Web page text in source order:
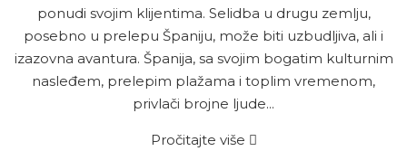
ponudi svojim klijentima. Selidba u drugu zemlju,
posebno u prelepu Španiju, može biti uzbudljiva, ali i
izazovna avantura. Španija, sa svojim bogatim kulturnim
nasleđem, prelepim plažama i toplim vremenom,
privlači brojne ljude...
Pročitajte više